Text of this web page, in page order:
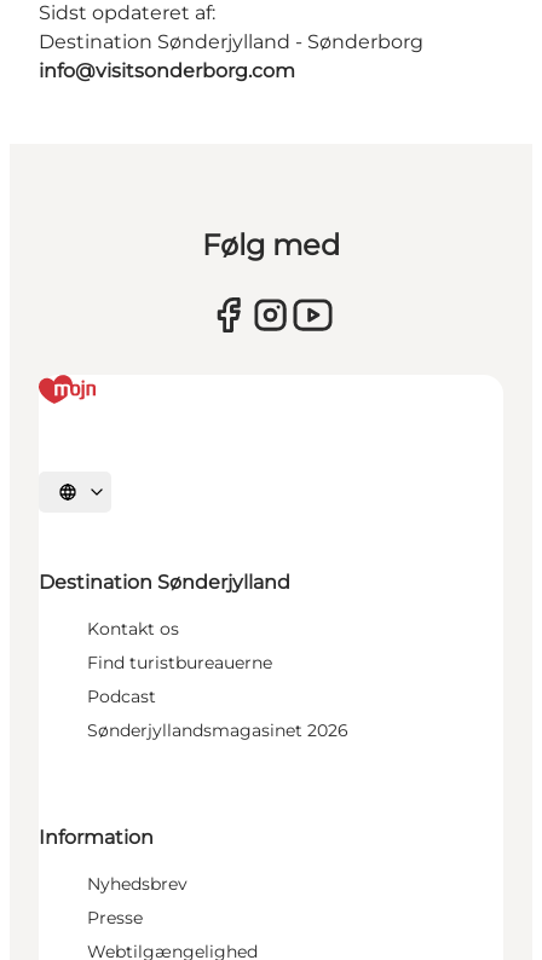
Sidst opdateret af:
Destination Sønderjylland - Sønderborg
info@visitsonderborg.com
Følg med
Vælg sprog
Destination Sønderjylland
Kontakt os
Find turistbureauerne
Podcast
Sønderjyllandsmagasinet 2026
Information
Nyhedsbrev
Presse
Webtilgængelighed